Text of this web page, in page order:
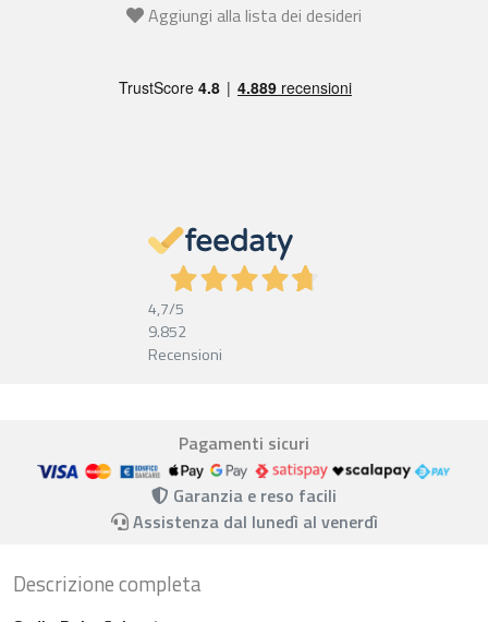
Aggiungi alla lista dei desideri
4,7/5
9.852
Recensioni
Pagamenti sicuri
Garanzia e reso facili
Assistenza dal lunedì al venerdì
Descrizione completa